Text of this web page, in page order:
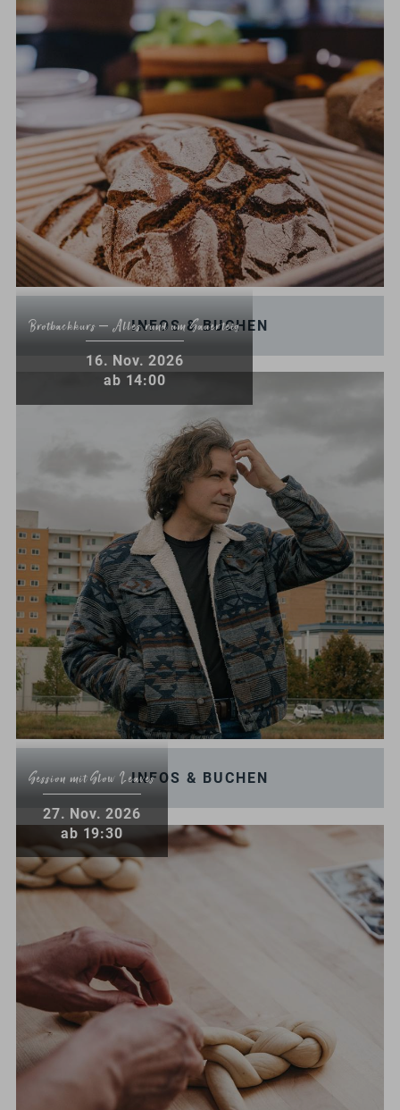
Brotbackkurs – Alles rund um Sauerteig
16. Nov.2026
ab 14:00
INFOS & BUCHEN
Session mit Slow Leaves
27. Nov.2026
ab 19:30
INFOS & BUCHEN